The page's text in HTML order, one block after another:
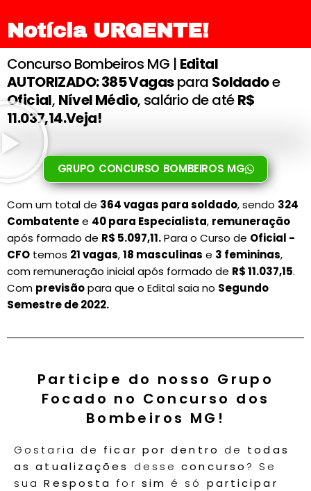
Notícia URGENTE!
Concurso Bombeiros MG | Edital
AUTORIZADO: 385 Vagaspara Soldadoe
Oficial, Nível Médio, salário de atéR$
11.037,14.Veja!
GRUPO CONCURSO BOMBEIROS MG
Com um total de 364 vagas para soldado, sendo 324
Combatentee 40 para Especialista, remuneração
após formado de R$ 5.097,11.Para o Curso de Oficial -
CFO temos 21 vagas,18 masculinas e 3 femininas,
com remuneração inicial após formado de R$ 11.037,15.
Com previsãopara que o Edital saia no Segundo
Semestre de 2022.
Participe do nosso Grupo
Focado no Concurso dos
Bombeiros MG!
Gostaria de ficar por dentro de todas
as atualizações
desseconcurso ? Se
suaResposta for sim é só participar